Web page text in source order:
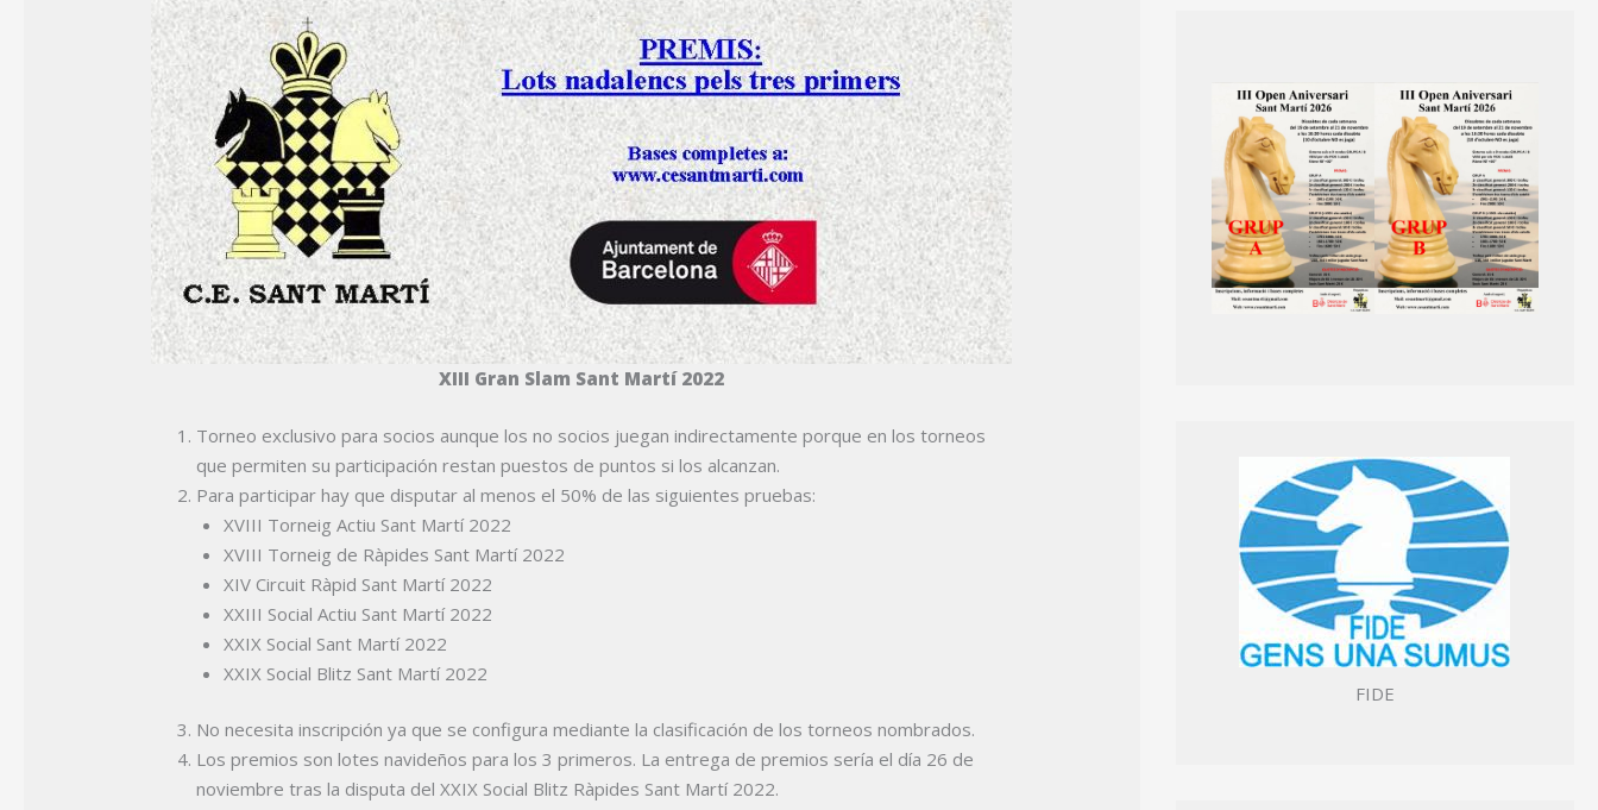
XIII Gran Slam Sant Martí 2022
Torneo exclusivo para socios aunque los no socios juegan indirectamente porque en los torneos
que permiten su participación restan puestos de puntos si los alcanzan.
Para participar hay que disputar al menos el 50% de las siguientes pruebas:
XVIII Torneig Actiu Sant Martí 2022
XVIII Torneig de Ràpides Sant Martí 2022
XIV Circuit Ràpid Sant Martí 2022
XXIII Social Actiu Sant Martí 2022
XXIX Social Sant Martí 2022
XXIX Social Blitz Sant Martí 2022
No necesita inscripción ya que se configura mediante la clasificación de los torneos nombrados.
Los premios son lotes navideños para los 3 primeros. La entrega de premios sería el día 26 de
noviembre tras la disputa del XXIX Social Blitz Ràpides Sant Martí 2022.
FIDE